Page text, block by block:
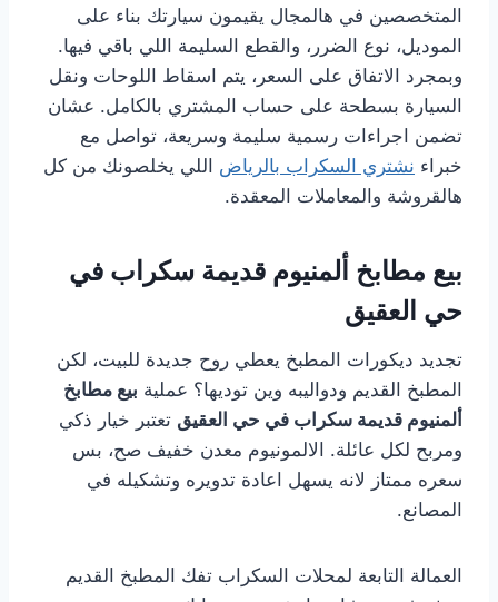
المتخصصين في هالمجال يقيمون سيارتك بناء على
الموديل، نوع الضرر، والقطع السليمة اللي باقي فيها.
وبمجرد الاتفاق على السعر، يتم اسقاط اللوحات ونقل
السيارة بسطحة على حساب المشتري بالكامل. عشان
تضمن اجراءات رسمية سليمة وسريعة، تواصل مع
خبراء نشتري السكراب بالرياض اللي يخلصونك من كل
هالقروشة والمعاملات المعقدة.
بيع مطابخ ألمنيوم قديمة سكراب في
حي العقيق
تجديد ديكورات المطبخ يعطي روح جديدة للبيت، لكن
المطبخ القديم ودواليبه وين توديها؟ عملية بيع مطابخ
ألمنيوم قديمة سكراب في حي العقيق تعتبر خيار ذكي
ومربح لكل عائلة. الالمونيوم معدن خفيف صح، بس
سعره ممتاز لانه يسهل اعادة تدويره وتشكيله في
المصانع.
العمالة التابعة لمحلات السكراب تفك المطبخ القديم